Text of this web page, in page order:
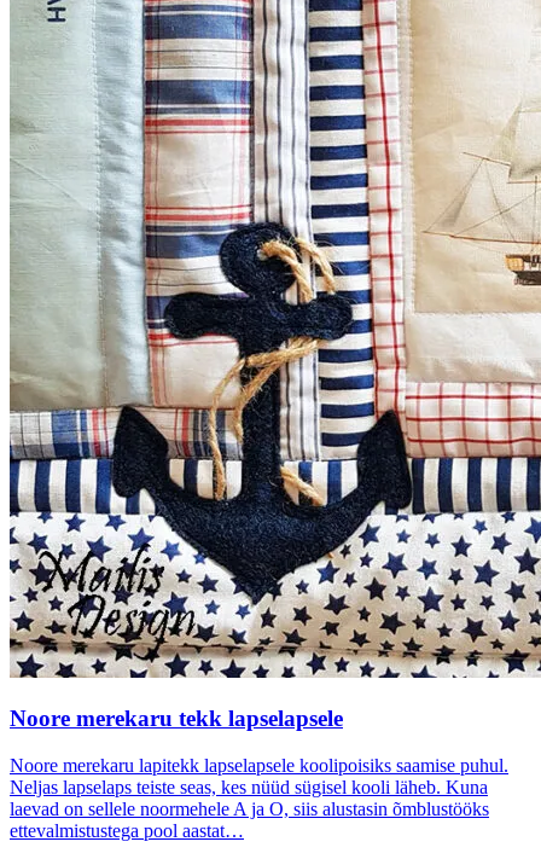
Noore merekaru tekk lapselapsele
Noore merekaru lapitekk lapselapsele koolipoisiks saamise puhul.
Neljas lapselaps teiste seas, kes nüüd sügisel kooli läheb. Kuna
laevad on sellele noormehele A ja O, siis alustasin õmblustööks
ettevalmistustega pool aastat…